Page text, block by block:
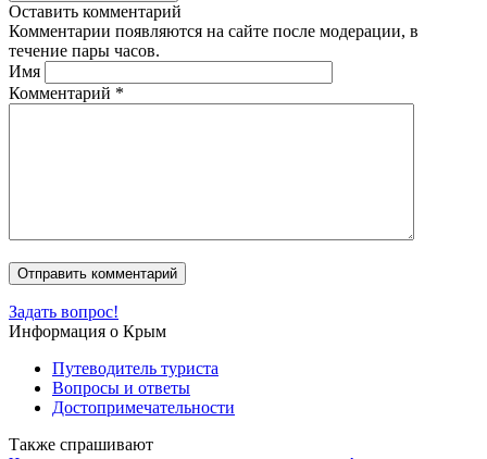
Оставить комментарий
Комментарии появляются на сайте после модерации, в
течение пары часов.
Имя
Комментарий *
Задать вопрос!
Информация о Крым
Путеводитель туриста
Вопросы и ответы
Достопримечательности
Также спрашивают